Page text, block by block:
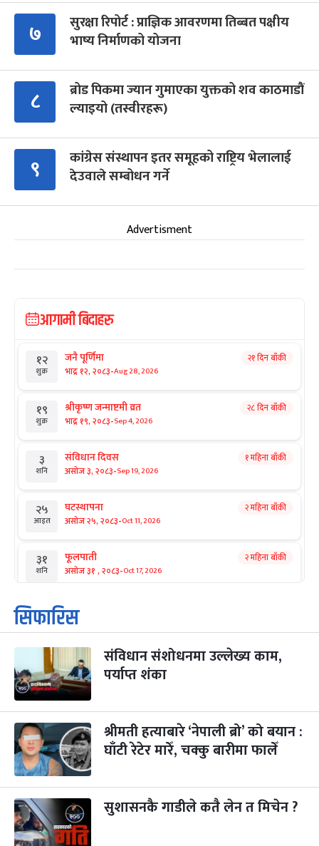
७
सुरक्षा रिपोर्ट : प्राज्ञिक आवरणमा तिब्बत पक्षीय
भाष्य निर्माणको योजना
८
ब्रोड पिकमा ज्यान गुमाएका युक्तको शव काठमाडौं
ल्याइयो (तस्वीरहरू)
९
कांग्रेस संस्थापन इतर समूहको राष्ट्रिय भेलालाई
देउवाले सम्बोधन गर्ने
Advertisment
आगामी बिदाहरु
१२
शुक्र
जनै पूर्णिमा
भाद्र १२, २०८३-Aug 28, 2026
२१ दिन बाँकी
१९
शुक्र
श्रीकृष्ण जन्माष्टमी व्रत
भाद्र १९, २०८३-Sep 4, 2026
२८ दिन बाँकी
३
शनि
संविधान दिवस
असोज ३, २०८३-Sep 19, 2026
१ महिना बाँकी
२५
आइत
घटस्थापना
असोज २५, २०८३-Oct 11, 2026
२ महिना बाँकी
३१
शनि
फूलपाती
असोज ३१ , २०८३-Oct 17, 2026
२ महिना बाँकी
१
आइत
कार्तिक सङ्क्रान्ति
कार्तिक १, २०८३
३
मंगल
महानवमी
कार्तिक ३, २०८३-Oct 20, 2026
२ महिना बाँकी
४
बुध कार्तिक ४, २०८३ Oct 21, 2026
५
बिहि
पापा‌ङ्कुशा एकादशी व्रत
कार्तिक ५, २०८३
२ महिना बाँकी
२२
आइत
कुकुर तिहार
कार्तिक २२, २०८३
३ महिना बाँकी
सिफारिस
संविधान संशोधनमा उल्लेख्य काम,
पर्याप्त शंका
श्रीमती हत्याबारे ‘नेपाली ब्रो’ को बयान :
घाँटी रेटेर मारेँ, चक्कु बारीमा फालेँ
सुशासनकै गाडीले कतै लेन त मिचेन ?